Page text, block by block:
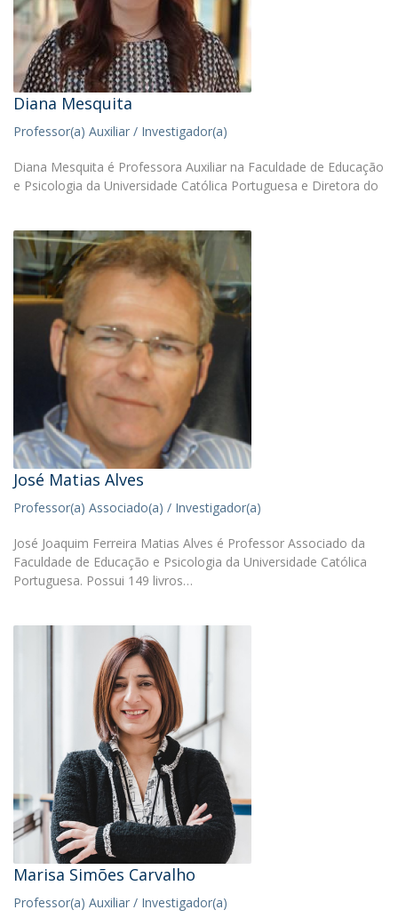
Diana Mesquita
Professor(a) Auxiliar / Investigador(a)
Diana Mesquita é Professora Auxiliar na Faculdade de Educação
e Psicologia da Universidade Católica Portuguesa e Diretora do
José Matias Alves
Professor(a) Associado(a) / Investigador(a)
José Joaquim Ferreira Matias Alves é Professor Associado da
Faculdade de Educação e Psicologia da Universidade Católica
Portuguesa. Possui 149 livros…
Marisa Simões Carvalho
Professor(a) Auxiliar / Investigador(a)